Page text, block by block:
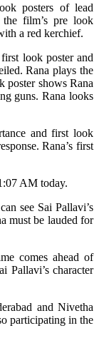
posters of lead
the film’s pre look
a red kerchief.
look poster and
Rana plays the
poster shows Rana
guns. Rana looks
and first look
Rana’s first
AM today.
see Sai Pallavi’s
must be lauded for
comes ahead of
Pallavi’s character
and Nivetha
participating in the